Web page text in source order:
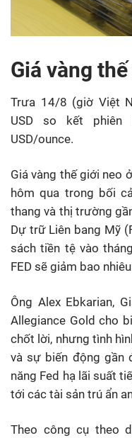
Giá vàng
Trưa 14/8 (giờ Việt
USD so kết phiên
USD/ounce.
Giá vàng thế giới neo
hôm qua trong bối
thang và thị trường
Dự trữ Liên bang Mỹ
sách tiền tệ vào
FED sẽ giảm bao
Ông Alex Ebkarian,
Allegiance Gold cho
chốt lời, nhưng tình
và sự biến động gần
năng Fed hạ lãi suất
tới các tài sản trú ẩn
Theo công cụ theo